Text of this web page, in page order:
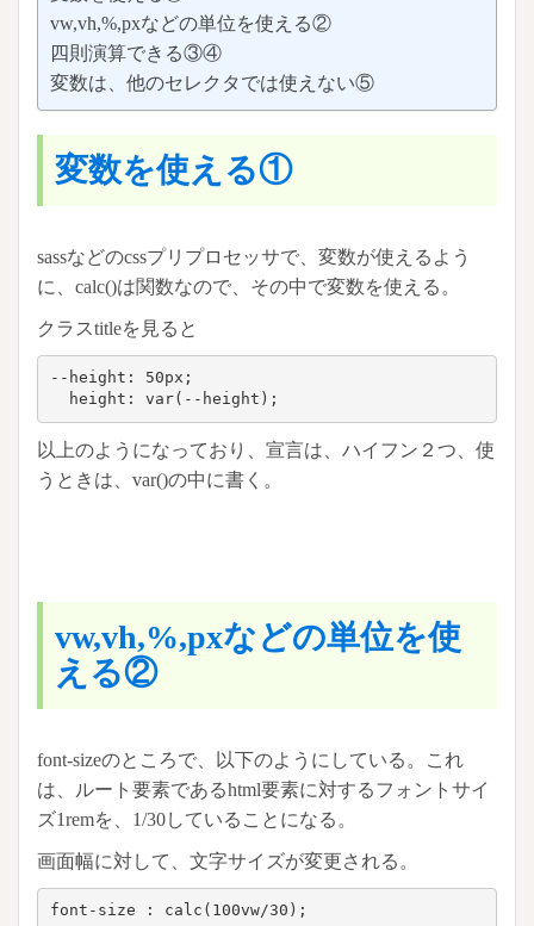
vw,vh,%,pxなどの単位を使える②
四則演算できる③④
変数は、他のセレクタでは使えない⑤
変数を使える①
sassなどのcssプリプロセッサで、変数が使えるよう
に、calc()は関数なので、その中で変数を使える。
クラスtitleを見ると
--height: 50px;
  height: var(--height);
以上のようになっており、宣言は、ハイフン２つ、使
うときは、var()の中に書く。
vw,vh,%,pxなどの単位を使
える②
font-sizeのところで、以下のようにしている。これ
は、ルート要素であるhtml要素に対するフォントサイ
ズ1remを、1/30していることになる。
画面幅に対して、文字サイズが変更される。
font-size : calc(100vw/30);